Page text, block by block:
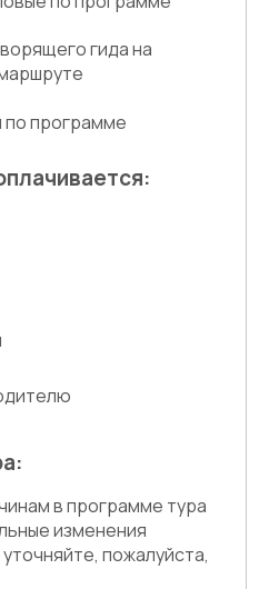
гида на
программе
в программе тура
изменения
пожалуйста,